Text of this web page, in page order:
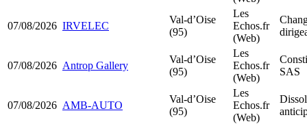
07/08/2026 IRVELEC
Val-d’Oise
(95)
Les
Echos.fr
(Web)
07/08/2026 Antrop Gallery
Val-d’Oise
(95)
Les
Echos.fr
(Web)
SAS
07/08/2026 AMB-AUTO
Val-d’Oise
(95)
Les
Echos.fr
(Web)